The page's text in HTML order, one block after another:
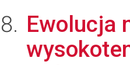
Ewolucja